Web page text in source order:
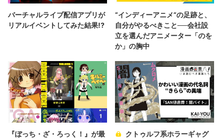
バーチャルライブ配信アプリが
リアルイベントしてみた結果!?
“インディーアニメ“の足跡と、
自分がやるべきこと──会社設
立を選んだアニメーター「のを
か」の胸中
『ぼっち・ざ・ろっく！』が最
クトゥルフ系ホラーギャグ